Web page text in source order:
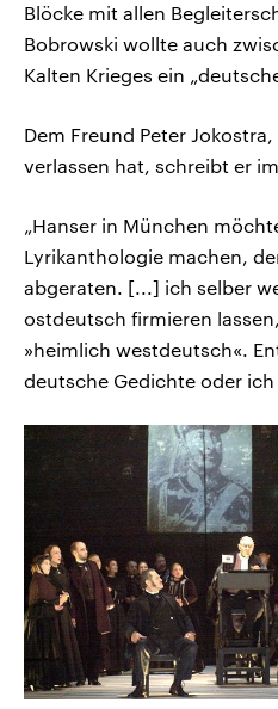
Blöcke mit allen
Bobrowski wollte auch
Kalten Krieges ein
Dem Freund Peter
verlassen hat, schreibt er
„Hanser in München
Lyrikanthologie machen,
abgeraten. [...] ich selber
ostdeutsch firmieren
»heimlich westdeutsch«.
deutsche Gedichte oder ich